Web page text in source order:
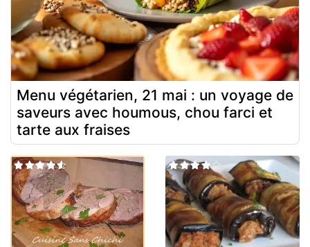
Menu végétarien, 21 mai : un voyage de
saveurs avec houmous, chou farci et
tarte aux fraises